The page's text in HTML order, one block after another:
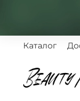
Каталог